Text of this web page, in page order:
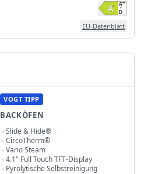
EU-Datenblatt
VOGT TIPP
BACKÖFEN
Slide & Hide®
CircoTherm®
Vario Steam
4.1" Full Touch TFT-Display
Pyrolytische Selbstreinigung